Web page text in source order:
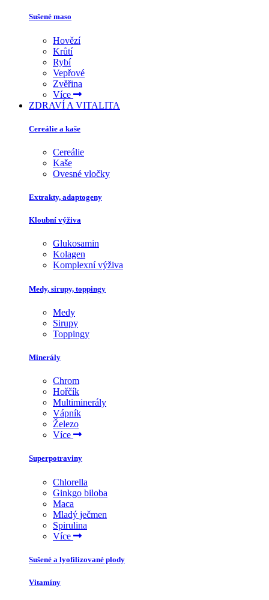
Sušené maso
Hovězí
Krůtí
Rybí
Vepřové
Zvěřina
Více
ZDRAVÍ A VITALITA
Cereálie a kaše
Cereálie
Kaše
Ovesné vločky
Extrakty, adaptogeny
Kloubní výživa
Glukosamin
Kolagen
Komplexní výživa
Medy, sirupy, toppingy
Medy
Sirupy
Toppingy
Minerály
Chrom
Hořčík
Multiminerály
Vápník
Železo
Více
Superpotraviny
Chlorella
Ginkgo biloba
Maca
Mladý ječmen
Spirulina
Více
Sušené a lyofilizované plody
Vitamíny